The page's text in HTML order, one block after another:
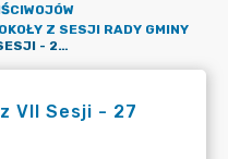
Z SESJI RADY GMINY
PROTOKÓŁ NR VII.11.2024 Z VII SESJI - 27 LISTOPADA 2024
VII Sesji - 27